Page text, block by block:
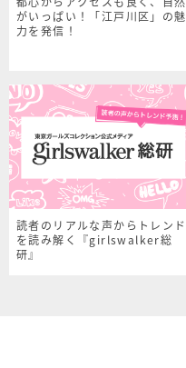
がいっぱい！「江戸川区」の魅
力を発信！
読者のリアルな声からトレンド
を読み解く『girlswalker総
研』